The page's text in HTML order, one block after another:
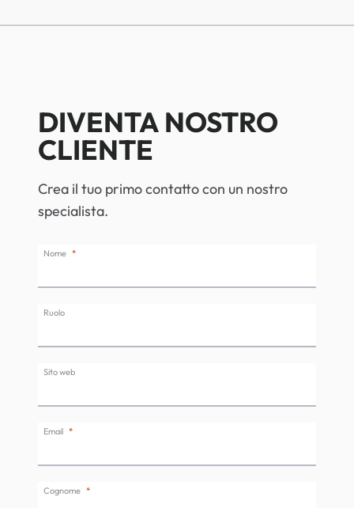
DIVENTA NOSTRO
CLIENTE
Crea il tuo primo contatto con un nostro
specialista.
Nome
Ruolo
Sito web
Email
Cognome